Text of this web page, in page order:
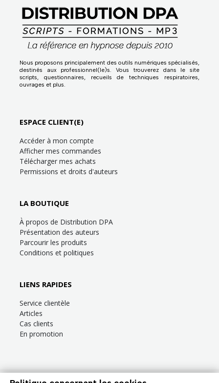
Nous proposons principalement des outils numériques spécialisés,
destinés aux professionnel(le)s. Vous trouverez dans le site
scripts, questionnaires, recueils de techniques respiratoires,
ouvrages et plus.
ESPACE CLIENT(E)
Accéder à mon compte
Afficher mes commandes
Télécharger mes achats
Permissions et droits d'auteurs
LA BOUTIQUE
À propos de Distribution DPA
Présentation des auteurs
Parcourir les produits
Conditions et politiques
LIENS RAPIDES
Service clientèle
Articles
Cas clients
En promotion